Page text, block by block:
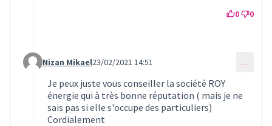
0 0
Commentaire 305 (réponse au commentaire 235)
Nizan Mikael23/02/2021 14:51 …
Je peux juste vous conseiller la société ROY
énergie qui à très bonne réputation ( mais je ne
sais pas si elle s'occupe des particuliers)
Cordialement